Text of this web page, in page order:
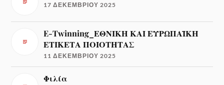
17 ΔΕΚΕΜΒΡΊΟΥ 2025
E-Twinning_ΕΘΝΙΚΗ ΚΑΙ ΕΥΡΩΠΑΪΚΗ
ΕΤΙΚΕΤΑ ΠΟΙΟΤΗΤΑΣ
11 ΔΕΚΕΜΒΡΊΟΥ 2025
Φιλία